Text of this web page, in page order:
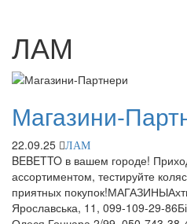
ЛАМ
Магазини-
22.09.25 ЛАМ
BEBETTO в вашем городе!
ассортиментом, тестируйте
приятных
Ярославська, 11, 099-109-29-